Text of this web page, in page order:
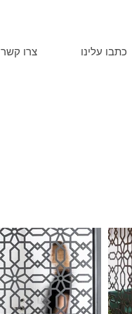
כתבו עלינו צרו קשר